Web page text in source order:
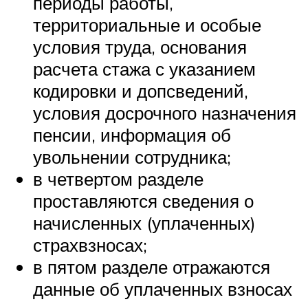
территориальные и особые
условия труда, основания
расчета стажа с указанием
кодировки и допсведений,
условия досрочного назначения
пенсии, информация об
увольнении сотрудника;
в четвертом разделе
проставляются сведения о
начисленных (уплаченных)
страхвзносах;
в пятом разделе отражаются
данные об уплаченных взносах